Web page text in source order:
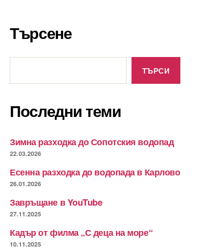
Търсене
ТЪРСИ
Последни теми
Зимна разходка до Сопотския водопад
22.03.2026
Есенна разходка до водопада в Карлово
26.01.2026
Завръщане в YouTube
27.11.2025
Кадър от филма „С деца на море“
10.11.2025